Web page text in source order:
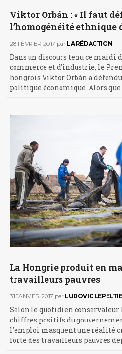
Viktor Orbán : « Il faut
l’homogénéité ethnique
28 FÉVRIER 2017 par LA RÉDACTION
Dans un discours tenu ce mardi
commerce et d'industrie, le
hongrois Viktor Orbán a défendu
politique économique. Alors que
La Hongrie produit en
travailleurs pauvres
31 JANVIER 2017 par LUDOVIC
Selon le quotidien conservateur
chiffres positifs du
l'emploi masquent une réalité
forte des travailleurs pauvres